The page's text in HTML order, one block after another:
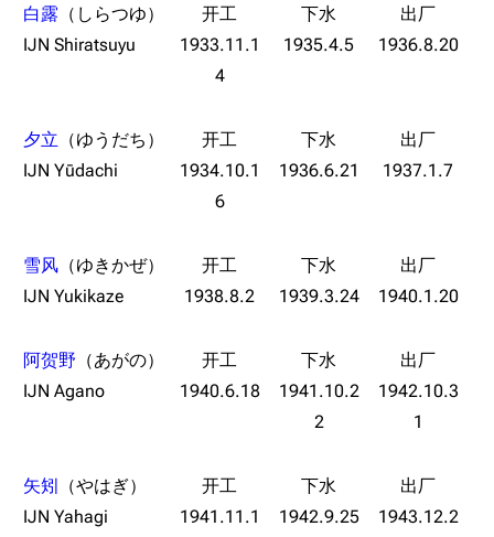
留言讨论页
新文件
帮助
资助百科
随便逛逛
特殊页面
海域资料
任务
好感度
技能
战斗机制
舰娘获得方式
深海舰队
装备图鉴
港区系统
音乐
杂学考据
历代登录界面
游戏动态
运营历史
白露 （しらつゆ）
IJN Shiratsuyu
1933.11.1
4
1935.4.5 1936.8.20
夕立 （ゆうだち）
IJN Yūdachi
1934.10.1
6
1936.6.21 1937.1.7
雪风 （ゆきかぜ）
IJN Yukikaze
1938.8.2 1939.3.24 1940.1.20
阿贺野 （あがの）
IJN Agano
1940.6.18
1941.10.2
2
1942.10.3
1
矢矧 （やはぎ）
IJN Yahagi
1941.11.1
1942.9.25
1943.12.2